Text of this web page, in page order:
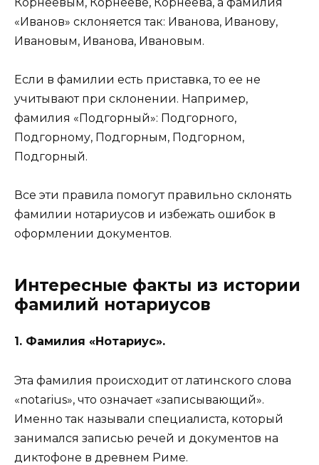
«Иванов» склоняется так: Иванова, Иванову,
Ивановым, Иванова, Ивановым.
Если в фамилии есть приставка, то ее не
учитывают при склонении. Например,
фамилия «Подгорный»: Подгорного,
Подгорному, Подгорным, Подгорном,
Подгорный.
Все эти правила помогут правильно склонять
фамилии нотариусов и избежать ошибок в
оформлении документов.
Интересные факты из истории
фамилий нотариусов
1. Фамилия «Нотариус».
Эта фамилия происходит от латинского слова
«notarius», что означает «записывающий».
Именно так называли специалиста, который
занимался записью речей и документов на
диктофоне в древнем Риме.